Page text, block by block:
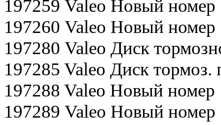
197259 Valeo Новый номер
197260 Valeo Новый номер
197280 Valeo Диск
197285 Valeo Диск
197288 Valeo Новый номер
197289 Valeo Новый номер